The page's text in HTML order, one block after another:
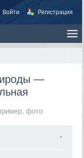
Войти Регистрация
—
,фото